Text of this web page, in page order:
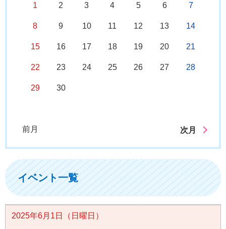
1 2 3 4 5 6 7
8 9 10 11 12 13 14
15 16 17 18 19 20 21
22 23 24 25 26 27 28
29 30
前月 次月
イベント一覧
2025年6月1日（日曜日）